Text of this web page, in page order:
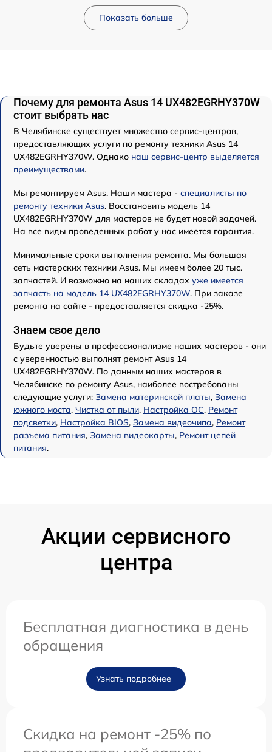
Показать больше
Почему для ремонта Asus 14 UX482EGRHY370W
стоит выбрать нас
В Челябинске существует множество сервис-центров,
предоставляющих услуги по ремонту техники Asus 14
UX482EGRHY370W. Однако наш сервис-центр выделяется
преимуществами.
Мы ремонтируем Asus. Наши мастера - специалисты по
ремонту техники Asus. Восстановить модель 14
UX482EGRHY370W для мастеров не будет новой задачей.
На все виды проведенных работ у нас имеется гарантия.
Минимальные сроки выполнения ремонта. Мы большая
сеть мастерских техники Asus. Мы имеем более 20 тыс.
запчастей. И возможно на наших складах уже имеется
запчасть на модель 14 UX482EGRHY370W. При заказе
ремонта на сайте - предоставляется скидка -25%.
Знаем свое дело
Будьте уверены в профессионализме наших мастеров - они
с уверенностью выполнят ремонт Asus 14
UX482EGRHY370W. По данным наших мастеров в
Челябинске по ремонту Asus, наиболее востребованы
следующие услуги: Замена материнской платы, Замена
южного моста, Чистка от пыли, Настройка ОС, Ремонт
подсветки, Настройка BIOS, Замена видеочипа, Ремонт
разъема питания, Замена видеокарты, Ремонт цепей
питания.
Акции сервисного
центра
Бесплатная диагностика в день
обращения
Узнать подробнее
Скидка на ремонт -25% по